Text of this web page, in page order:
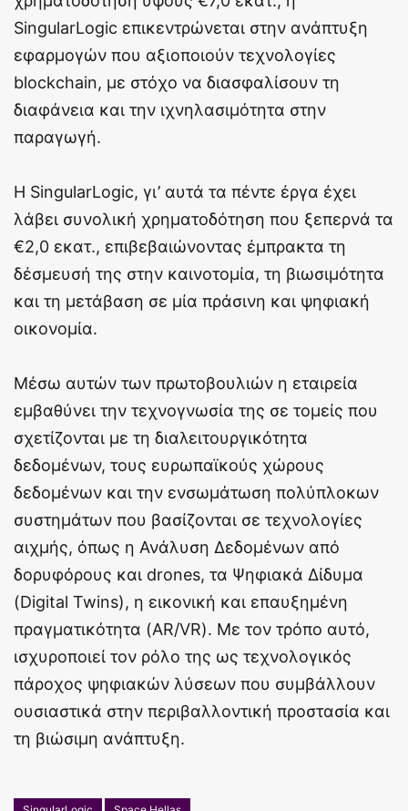
SingularLogic επικεντρώνεται στην ανάπτυξη
εφαρμογών που αξιοποιούν τεχνολογίες
blockchain, με στόχο να διασφαλίσουν τη
διαφάνεια και την ιχνηλασιμότητα στην
παραγωγή.
Η SingularLogic, γι’ αυτά τα πέντε έργα έχει
λάβει συνολική χρηματοδότηση που ξεπερνά τα
€2,0 εκατ., επιβεβαιώνοντας έμπρακτα τη
δέσμευσή της στην καινοτομία, τη βιωσιμότητα
και τη μετάβαση σε μία πράσινη και ψηφιακή
οικονομία.
Μέσω αυτών των πρωτοβουλιών η εταιρεία
εμβαθύνει την τεχνογνωσία της σε τομείς που
σχετίζονται με τη διαλειτουργικότητα
δεδομένων, τους ευρωπαϊκούς χώρους
δεδομένων και την ενσωμάτωση πολύπλοκων
συστημάτων που βασίζονται σε τεχνολογίες
αιχμής, όπως η Ανάλυση Δεδομένων από
δορυφόρους και drones, τα Ψηφιακά Δίδυμα
(Digital Twins), η εικονική και επαυξημένη
πραγματικότητα (AR/VR). Με τον τρόπο αυτό,
ισχυροποιεί τον ρόλο της ως τεχνολογικός
πάροχος ψηφιακών λύσεων που συμβάλλουν
ουσιαστικά στην περιβαλλοντική προστασία και
τη βιώσιμη ανάπτυξη.